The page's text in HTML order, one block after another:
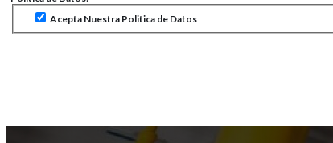
Acepta Nuestra Politica de Datos